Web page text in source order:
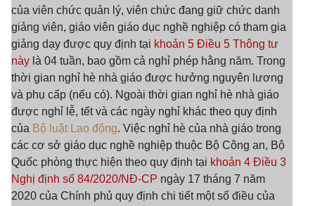
của viên chức quản lý, viên chức đang giữ chức danh
giảng viên, giáo viên giáo dục nghề nghiệp có tham gia
giảng dạy được quy định tại khoản 5 Điều 5 Thông tư
này là 04 tuần, bao gồm cả nghỉ phép hằng năm. Trong
thời gian nghỉ hè nhà giáo được hưởng nguyên lương
và phụ cấp (nếu có). Ngoài thời gian nghỉ hè nhà giáo
được nghỉ lễ, tết và các ngày nghỉ khác theo quy định
của Bộ luật Lao động. Việc nghỉ hè của nhà giáo trong
các cơ sở giáo dục nghề nghiệp thuộc Bộ Công an, Bộ
Quốc phòng thực hiện theo quy định tại khoản 4 Điều 3
Nghị định số 84/2020/NĐ-CP ngày 17 tháng 7 năm
2020 của Chính phủ quy định chi tiết một số điều của